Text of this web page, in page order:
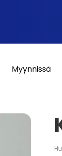
Myynnissä